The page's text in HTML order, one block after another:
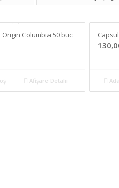
Columbia 50 buc
Afișare Detalii